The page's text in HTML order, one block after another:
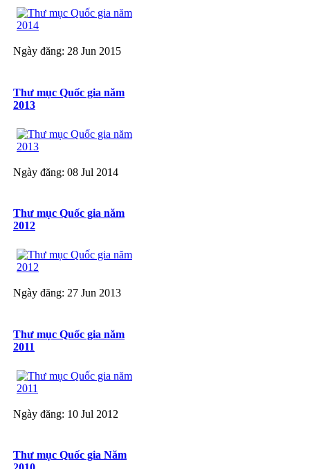
Ngày đăng: 28 Jun 2015
Thư mục Quốc gia năm
2013
Ngày đăng: 08 Jul 2014
Thư mục Quốc gia năm
2012
Ngày đăng: 27 Jun 2013
Thư mục Quốc gia năm
2011
Ngày đăng: 10 Jul 2012
Thư mục Quốc gia Năm